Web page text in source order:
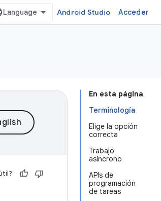
Android Studio Acceder
En esta página
Terminología
Elige la opción
correcta
Trabajo
asíncrono
APIs de
programación
de tareas